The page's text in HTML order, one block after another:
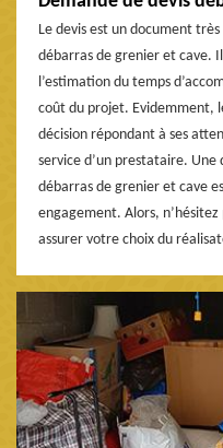
Le devis est un document
débarras de grenier et cave.
l’estimation du temps
coût du projet. Evidemment,
décision répondant à ses
service d’un prestataire. Une
débarras de grenier et cave
engagement. Alors,
assurer votre choix du